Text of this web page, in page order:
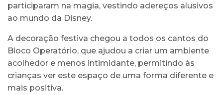
participaram na magia, vestindo adereços alusivos
ao mundo da Disney.
A decoração festiva chegou a todos os cantos do
Bloco Operatório, que ajudou a criar um ambiente
acolhedor e menos intimidante, permitindo às
crianças ver este espaço de uma forma diferente e
mais positiva.